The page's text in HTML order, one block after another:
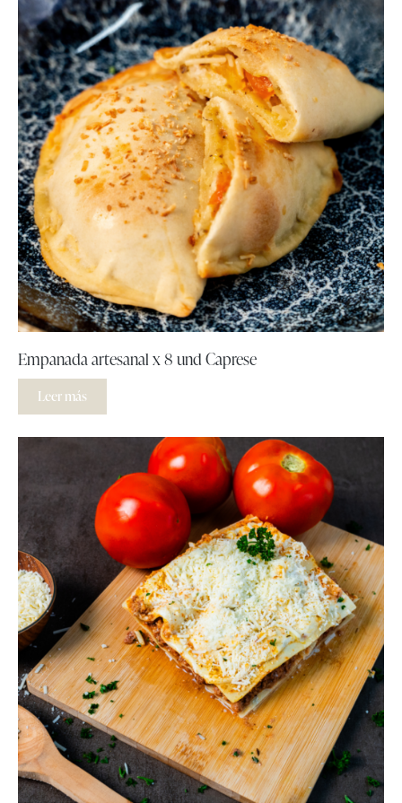
Empanada artesanal x 8 und Caprese
Leer más